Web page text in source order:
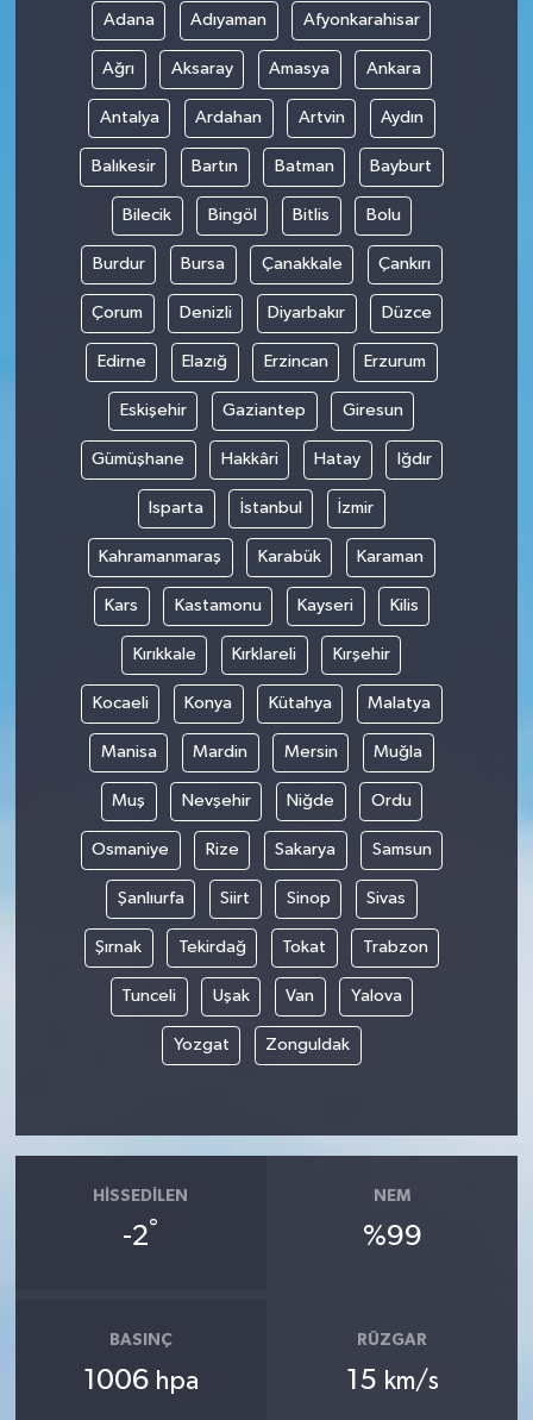
Adana Adıyaman Afyonkarahisar
Ağrı Aksaray Amasya Ankara
Antalya Ardahan Artvin Aydın
Balıkesir Bartın Batman Bayburt
Bilecik Bingöl Bitlis Bolu
Burdur Bursa Çanakkale Çankırı
Çorum Denizli Diyarbakır Düzce
Edirne Elazığ Erzincan Erzurum
Eskişehir Gaziantep Giresun
Gümüşhane Hakkâri Hatay Iğdır
Isparta İstanbul İzmir
Kahramanmaraş Karabük Karaman
Kars Kastamonu Kayseri Kilis
Kırıkkale Kırklareli Kırşehir
Kocaeli Konya Kütahya Malatya
Manisa Mardin Mersin Muğla
Muş Nevşehir Niğde Ordu
Osmaniye Rize Sakarya Samsun
Şanlıurfa Siirt Sinop Sivas
Şırnak Tekirdağ Tokat Trabzon
Tunceli Uşak Van Yalova
Yozgat Zonguldak
HISSEDILEN
-2°
NEM
%99
BASINÇ
1006 hpa
RÜZGAR
15 km/s